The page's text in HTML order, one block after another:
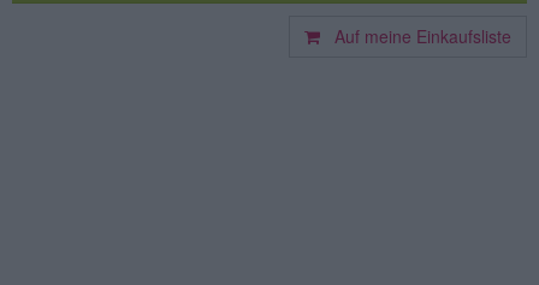
Auf meine Einkaufsliste